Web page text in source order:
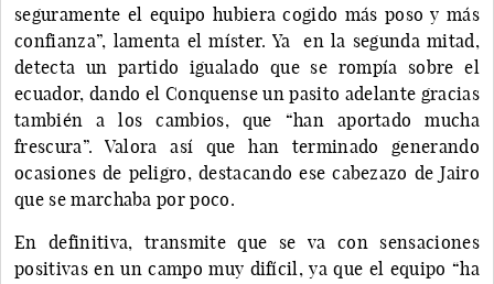
seguramente el equipo hubiera cogido más poso y más
confianza”, lamenta el míster. Ya en la segunda mitad,
detecta un partido igualado que se rompía sobre el
ecuador, dando el Conquense un pasito adelante gracias
también a los cambios, que “han aportado mucha
frescura”. Valora así que han terminado generando
ocasiones de peligro, destacando ese cabezazo de Jairo
que se marchaba por poco.
En definitiva, transmite que se va con sensaciones
positivas en un campo muy difícil, ya que el equipo “ha